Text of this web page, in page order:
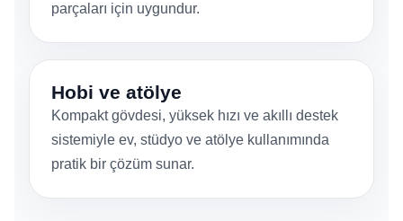
parçaları için uygundur.
Hobi ve atölye
Kompakt gövdesi, yüksek hızı ve akıllı destek
sistemiyle ev, stüdyo ve atölye kullanımında
pratik bir çözüm sunar.